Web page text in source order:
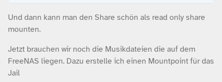
Und dann kann man den Share schön als read only share
mounten.
Jetzt brauchen wir noch die Musikdateien die auf dem
FreeNAS liegen. Dazu erstelle ich einen Mountpoint für das
Jail